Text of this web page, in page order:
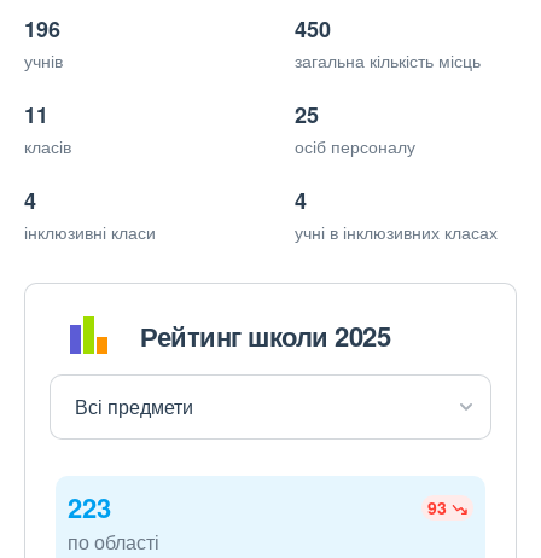
196
учнів
450
загальна кількість місць
11
класів
25
осіб персоналу
4
інклюзивні класи
4
учні в інклюзивних класах
Рейтинг школи 2025
223 93
по області